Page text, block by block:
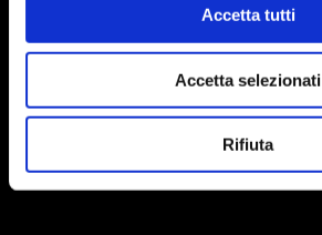
Accetta tutti
Accetta selezionati
Rifiuta